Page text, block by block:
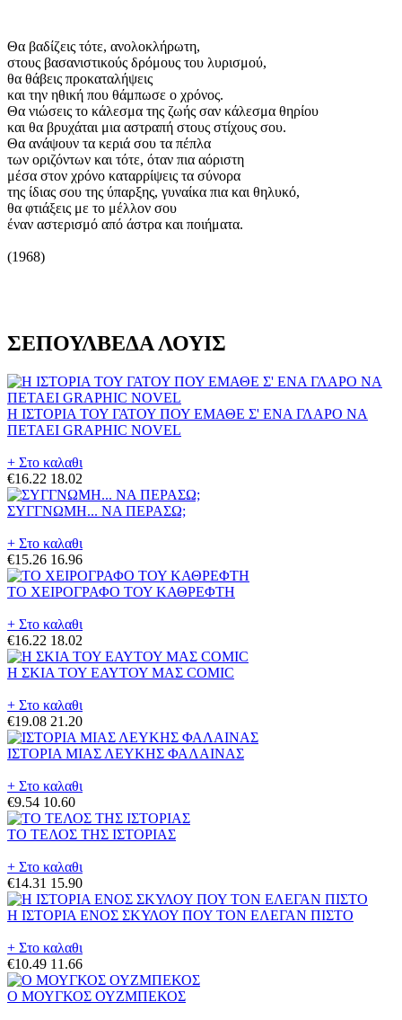
Θα βαδίζεις τότε, ανολοκλήρωτη,
στους βασανιστικούς δρόμους του λυρισμού,
θα θάβεις προκαταλήψεις
και την ηθική που θάμπωσε ο χρόνος.
Θα νιώσεις το κάλεσμα της ζωής σαν κάλεσμα θηρίου
και θα βρυχάται μια αστραπή στους στίχους σου.
Θα ανάψουν τα κεριά σου τα πέπλα
των οριζόντων και τότε, όταν πια αόριστη
μέσα στον χρόνο καταρρίψεις τα σύνορα
της ίδιας σου της ύπαρξης, γυναίκα πια και θηλυκό,
θα φτιάξεις με το μέλλον σου
έναν αστερισμό από άστρα και ποιήματα.
(1968)
ΣΕΠΟΥΛΒΕΔΑ ΛΟΥΙΣ
Η ΙΣΤΟΡΙΑ ΤΟΥ ΓΑΤΟΥ ΠΟΥ ΕΜΑΘΕ Σ' ΕΝΑ ΓΛΑΡΟ ΝΑ
ΠΕΤΑΕΙ GRAPHIC NOVEL
+ Στο καλαθι
€16.22 18.02
ΣΥΓΓΝΩΜΗ... ΝΑ ΠΕΡΑΣΩ;
+ Στο καλαθι
€15.26 16.96
ΤΟ ΧΕΙΡΟΓΡΑΦΟ ΤΟΥ ΚΑΘΡΕΦΤΗ
+ Στο καλαθι
€16.22 18.02
Η ΣΚΙΑ ΤΟΥ ΕΑΥΤΟΥ ΜΑΣ COMIC
+ Στο καλαθι
€19.08 21.20
ΙΣΤΟΡΙΑ ΜΙΑΣ ΛΕΥΚΗΣ ΦΑΛΑΙΝΑΣ
+ Στο καλαθι
€9.54 10.60
ΤΟ ΤΕΛΟΣ ΤΗΣ ΙΣΤΟΡΙΑΣ
+ Στο καλαθι
€14.31 15.90
Η ΙΣΤΟΡΙΑ ΕΝΟΣ ΣΚΥΛΟΥ ΠΟΥ ΤΟΝ ΕΛΕΓΑΝ ΠΙΣΤΟ
+ Στο καλαθι
€10.49 11.66
Ο ΜΟΥΓΚΟΣ ΟΥΖΜΠΕΚΟΣ